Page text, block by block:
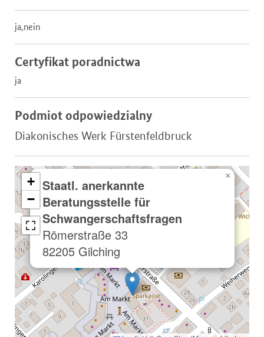
ja,nein
Certyfikat poradnictwa
ja
Podmiot odpowiedzialny
Diakonisches Werk Fürstenfeldbruck
Staatl. anerkannte
Beratungsstelle für
Schwangerschaftsfragen
Römerstraße 33
82205 Gilching
×
+
−